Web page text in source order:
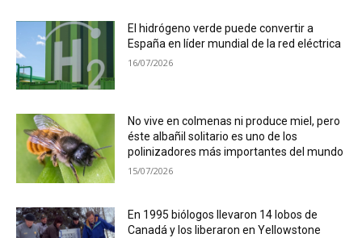
El hidrógeno verde puede convertir a
España en líder mundial de la red eléctrica
16/07/2026
No vive en colmenas ni produce miel, pero
éste albañil solitario es uno de los
polinizadores más importantes del mundo
15/07/2026
En 1995 biólogos llevaron 14 lobos de
Canadá y los liberaron en Yellowstone